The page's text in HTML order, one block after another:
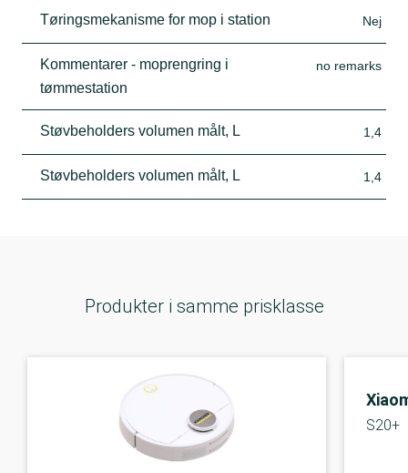
Tøringsmekanisme for mop i station Nej
Kommentarer - moprengring i
tømmestation
no remarks
Støvbeholders volumen målt, L 1,4
Støvbeholders volumen målt, L 1,4
Produkter i samme prisklasse
S20+